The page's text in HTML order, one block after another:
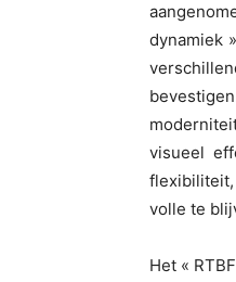
dynamiek
visueel
flexibiliteit,
volle te
Het «